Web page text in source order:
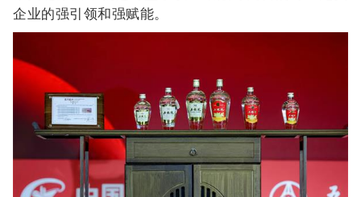
企业的强引领和强赋能。